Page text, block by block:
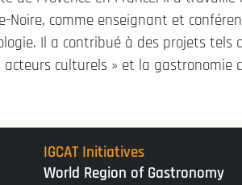
Noire, comme enseignant et
Il a contribué à des projets tels
acteurs culturels » et la gastronomie
IGCAT Initiatives
World Region of Gastronomy